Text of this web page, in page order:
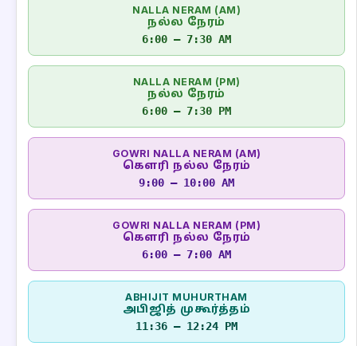
NALLA NERAM (AM)
நல்ல நேரம்
6:00 – 7:30 AM
NALLA NERAM (PM)
நல்ல நேரம்
6:00 – 7:30 PM
GOWRI NALLA NERAM (AM)
கௌரி நல்ல நேரம்
9:00 – 10:00 AM
GOWRI NALLA NERAM (PM)
கௌரி நல்ல நேரம்
6:00 – 7:00 AM
ABHIJIT MUHURTHAM
அபிஜித் முகூர்த்தம்
11:36 – 12:24 PM